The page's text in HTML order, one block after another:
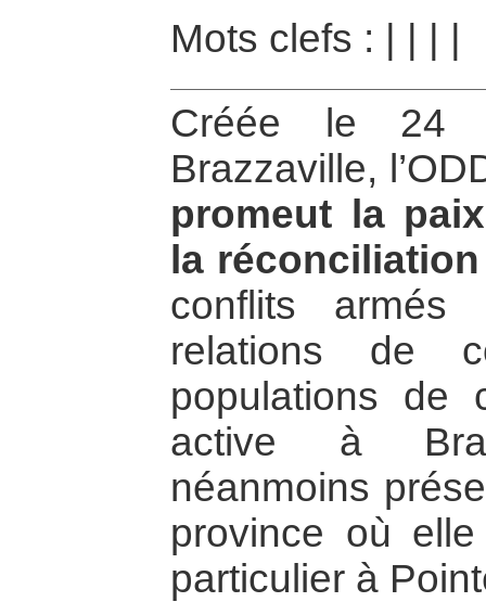
Mots clefs :
Créée le 24
Brazzaville,
promeut la
la
conflits
relations de
populations de
active à
néanmoins
province où
particulier à